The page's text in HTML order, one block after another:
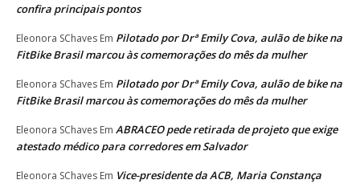
confira principais pontos
Eleonora SChaves Em Pilotado por Drª Emily Cova, aulão de bike na
FitBike Brasil marcou às comemorações do mês da mulher
Eleonora SChaves Em Pilotado por Drª Emily Cova, aulão de bike na
FitBike Brasil marcou às comemorações do mês da mulher
Eleonora SChaves Em ABRACEO pede retirada de projeto que exige
atestado médico para corredores em Salvador
Eleonora SChaves Em Vice-presidente da ACB, Maria Constança